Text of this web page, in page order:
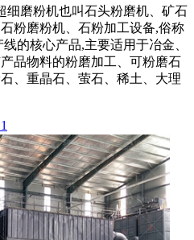
细磨粉机也叫石头粉磨机、矿石
粉磨粉机、石粉加工设备,俗称
的核心产品,主要适用于冶金、
品物料的粉磨加工、可粉磨石
、重晶石、萤石、稀土、大理